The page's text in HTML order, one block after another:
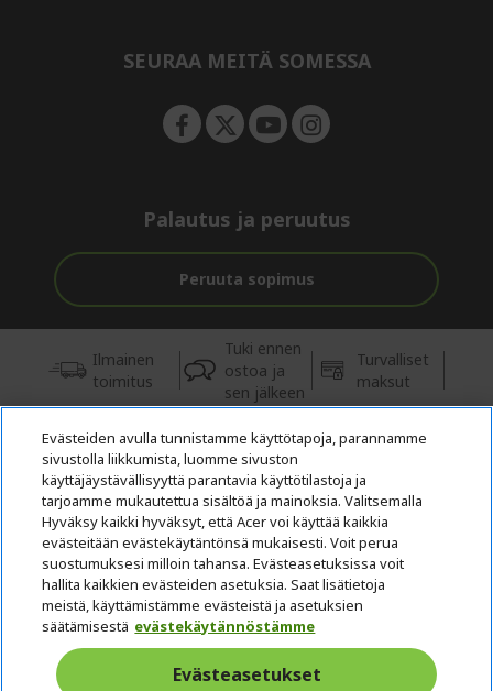
e
SEURAA MEITÄ SOMESSA
Palautus ja peruutus
Peruuta sopimus
Ilmainen
toimitus
Tuki ennen
ostoa ja
sen jälkeen
Turvalliset
maksut
© 2026 Acer Inc.
Tästä kaupasta ostettavien tuotteiden ja palvelujen valtuutettu
jälleenmyyjä on CPYou BV.
Suomi
Evästeiden avulla tunnistamme käyttötapoja, parannamme
sivustolla liikkumista, luomme sivuston
käyttäjäystävällisyyttä parantavia käyttötilastoja ja
tarjoamme mukautettua sisältöä ja mainoksia. Valitsemalla
Hyväksy kaikki hyväksyt, että Acer voi käyttää kaikkia
evästeitään evästekäytäntönsä mukaisesti. Voit perua
suostumuksesi milloin tahansa. Evästeasetuksissa voit
hallita kaikkien evästeiden asetuksia. Saat lisätietoja
meistä, käyttämistämme evästeistä ja asetuksien
säätämisestä evästekäytännöstämme
Evästeasetukset